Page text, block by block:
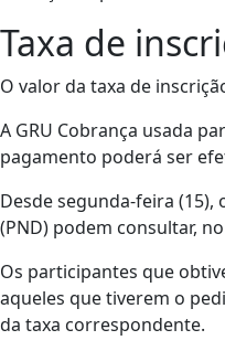
Taxa de
O valor da taxa de
A GRU Cobrança usada
pagamento poderá ser
Desde segunda-feira
(PND) podem consultar,
Os participantes que
aqueles que tiverem o
da taxa correspondente.